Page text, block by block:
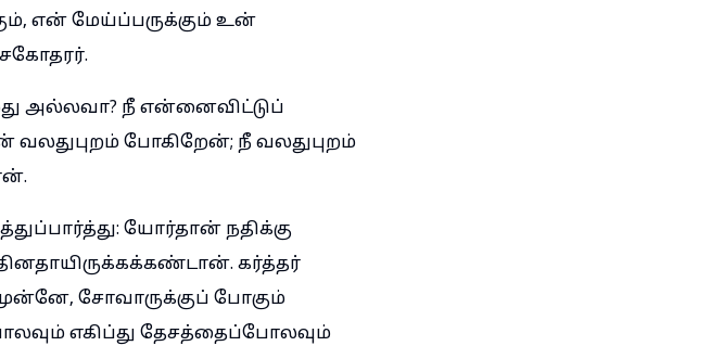
என் மேய்ப்பருக்கும் உன்
அல்லவா? நீ என்னைவிட்டுப்
வலதுபுறம் போகிறேன்; நீ வலதுபுறம்
யோர்தான் நதிக்கு
கர்த்தர்
சோவாருக்குப் போகும்
எகிப்து தேசத்தைப்போலவும்